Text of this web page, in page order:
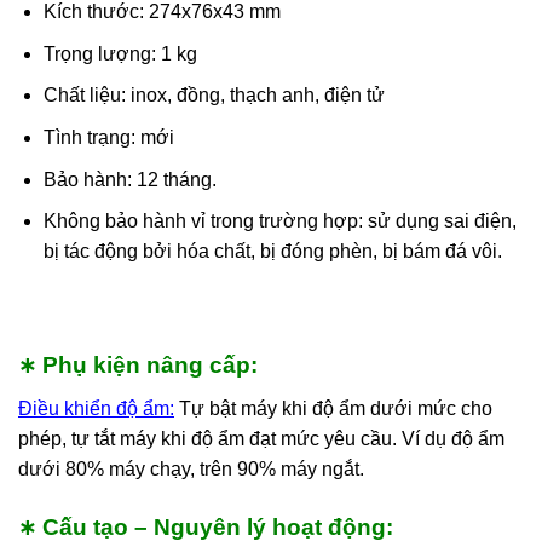
Kích thước: 274x76x43 mm
Trọng lượng: 1 kg
Chất liệu: inox, đồng, thạch anh, điện tử
Tình trạng: mới
Bảo hành: 12 tháng.
Không bảo hành vỉ trong trường hợp: sử dụng sai điện,
bị tác động bởi hóa chất, bị đóng phèn, bị bám đá vôi.
∗ Phụ kiện nâng cấp:
Điều khiển độ ẩm: Tự bật máy khi độ ẩm dưới mức cho
phép, tự tắt máy khi độ ẩm đạt mức yêu cầu. Ví dụ độ ẩm
dưới 80% máy chạy, trên 90% máy ngắt.
∗ Cấu tạo – Nguyên lý hoạt động: